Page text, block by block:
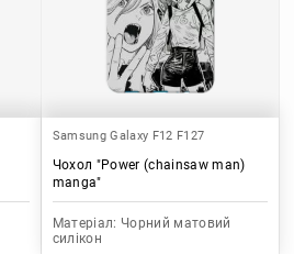
Samsung Galaxy F12 F127
Чохол "Power (chainsaw man)
manga"
Матеріал: Чорний матовий
силікон